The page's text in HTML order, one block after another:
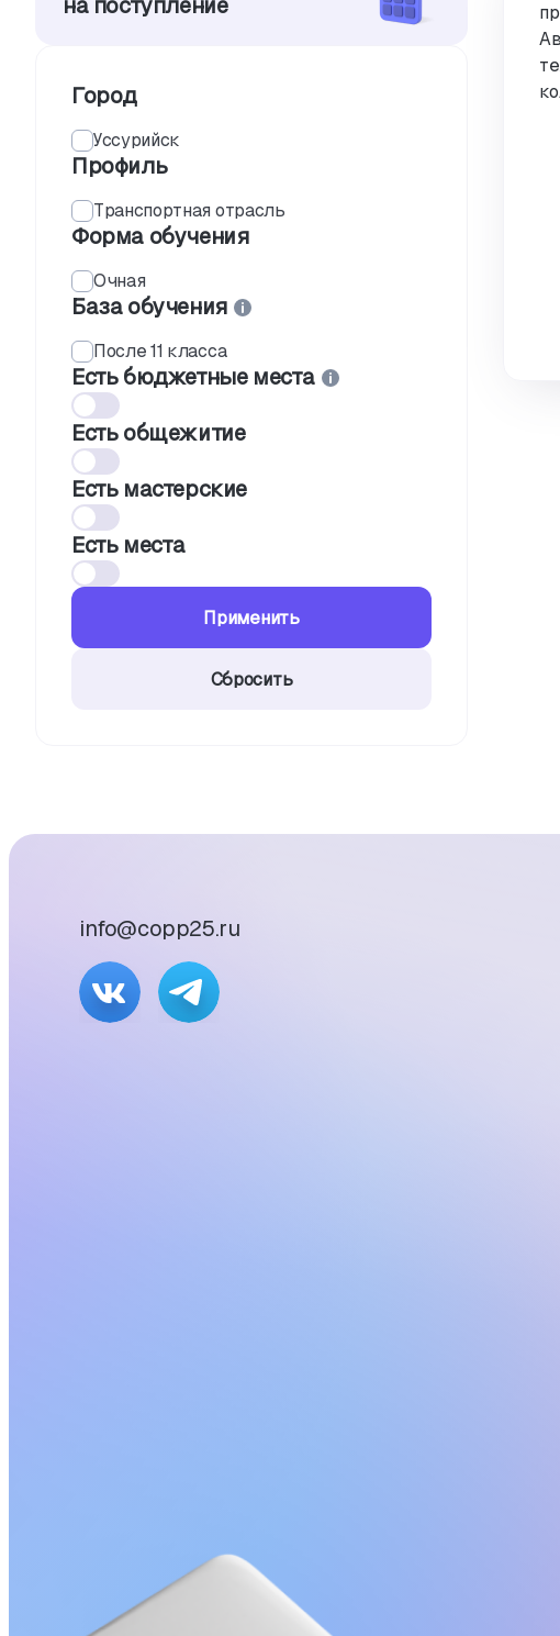
на поступление
Город
Уссурийск
Профиль
Транспортная отрасль
Форма обучения
Очная
База обучения
После 11 класса
Есть бюджетные места
Есть общежитие
Есть мастерские
Есть места
Применить
Сбросить
info@copp25.ru